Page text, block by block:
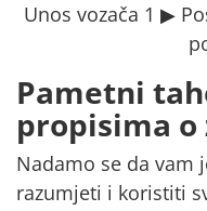
Unos vozača 1 ▶
Pametni
propisima
Nadamo se da vam
razumjeti i koristiti